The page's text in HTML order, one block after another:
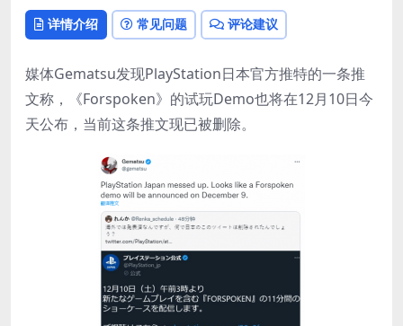
详情介绍 常见问题 评论建议
媒体Gematsu发现PlayStation日本官方推特的一条推
文称，《Forspoken》的试玩Demo也将在12月10日今
天公布，当前这条推文现已被删除。